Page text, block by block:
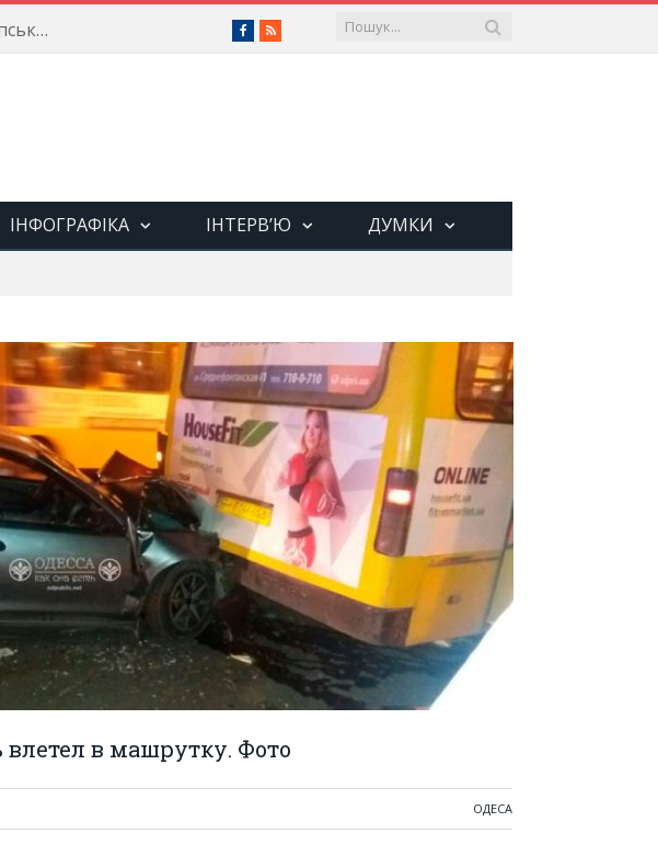
Енергетики завершили ремонтні роботи в Пересипському районі Facebook
RSS
ІНФОГРАФІКА ІНТЕРВ’Ю ДУМКИ
в машрутку. Фото
ОДЕСА